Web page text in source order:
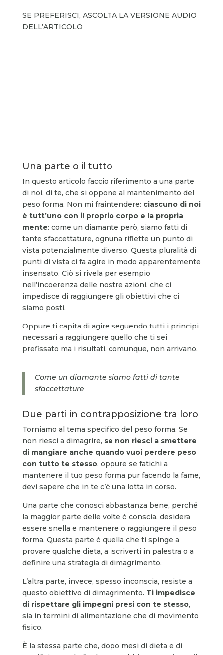
SE PREFERISCI, ASCOLTA LA VERSIONE AUDIO
DELL’ARTICOLO
Una parte o il tutto
In questo articolo faccio riferimento a una parte
di noi, di te, che si oppone al mantenimento del
peso forma. Non mi fraintendere: ciascuno di noi
è tutt’uno con il proprio corpo e la propria
mente: come un diamante però, siamo fatti di
tante sfaccettature, ognuna riflette un punto di
vista potenzialmente diverso. Questa pluralità di
punti di vista ci fa agire in modo apparentemente
insensato. Ciò si rivela per esempio
nell’incoerenza delle nostre azioni, che ci
impedisce di raggiungere gli obiettivi che ci
siamo posti.
Oppure ti capita di agire seguendo tutti i principi
necessari a raggiungere quello che ti sei
prefissato ma i risultati, comunque, non arrivano.
Come un diamante siamo fatti di tante
sfaccettature
Due parti in contrapposizione tra loro
Torniamo al tema specifico del peso forma. Se
non riesci a dimagrire, se non riesci a smettere
di mangiare anche quando vuoi perdere peso
con tutto te stesso, oppure se fatichi a
mantenere il tuo peso forma pur facendo la fame,
devi sapere che in te c’è una lotta in corso.
Una parte che conosci abbastanza bene, perché
la maggior parte delle volte è conscia, desidera
essere snella e mantenere o raggiungere il peso
forma. Questa parte è quella che ti spinge a
provare qualche dieta, a iscriverti in palestra o a
definire una strategia di dimagrimento.
L’altra parte, invece, spesso inconscia, resiste a
questo obiettivo di dimagrimento. Ti impedisce
di rispettare gli impegni presi con te stesso,
sia in termini di alimentazione che di movimento
fisico.
È la stessa parte che, dopo mesi di dieta e di